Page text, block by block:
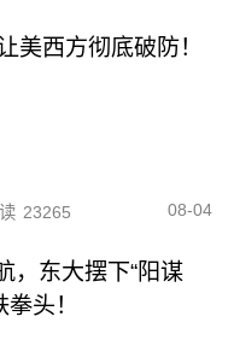
美西方彻底破防！
23265 08-04
，东大摆下“阳谋
头！